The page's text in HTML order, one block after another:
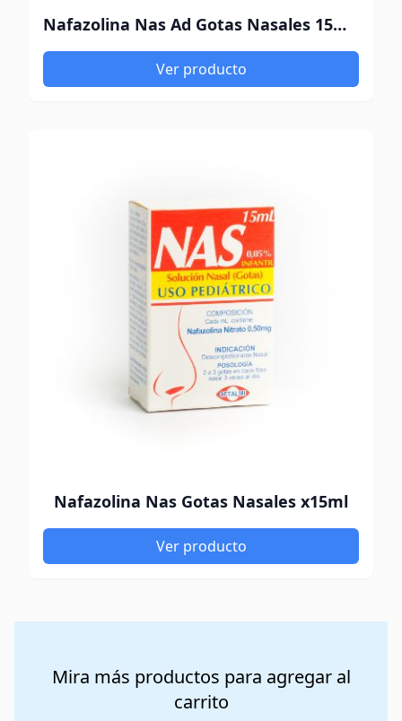
Nafazolina Nas Ad Gotas Nasales 15Ml Oftalmi
Ver producto
Nafazolina Nas Gotas Nasales x15ml
Ver producto
Mira más productos para agregar al
carrito